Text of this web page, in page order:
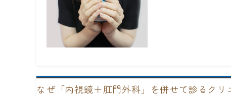
なぜ「内視鏡＋肛門外科」を併せて診るクリ